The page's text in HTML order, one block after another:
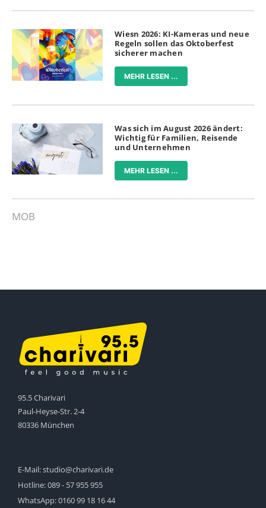
Wiesn 2026: KI-Kameras und neue
Regeln sollen das Oktoberfest
sicherer machen
MEHR LESEN ...
Was sich im August 2026 ändert:
Wichtig für Familien, Reisende
und Unternehmen
MEHR LESEN ...
MOB
95.5 Charivari
Paul-Heyse-Str. 2-4
80336 München
E-Mail:studio@charivari.de
Hotline:089 - 57 955 955
WhatsApp:0160 99 18 16 44